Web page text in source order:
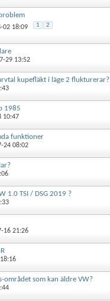
02 18:09 1 2
29 13:52
kupefläkt i läge 2 flukturerar?
1985
10:47
funktioner
24 08:02
1.0 TSI / DSG 2019 ?
16 21:26
området som kan äldre VW?